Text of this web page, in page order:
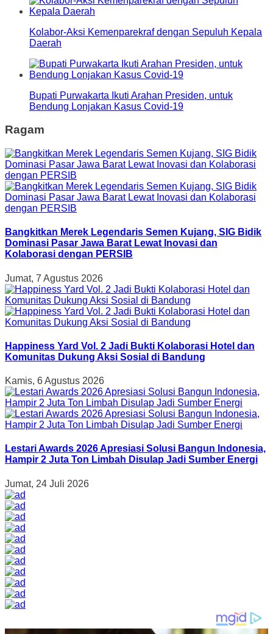
Kolabor-Aksi Kemenparekraf dengan Sepuluh Kepala
Daerah
Bupati Purwakarta Ikuti Arahan Presiden, untuk
Bendung Lonjakan Kasus Covid-19
Ragam
Bangkitkan Merek Legendaris Semen Kujang, SIG Bidik
Dominasi Pasar Jawa Barat Lewat Inovasi dan
Kolaborasi dengan PERSIB
Jumat, 7 Agustus 2026
Happiness Yard Vol. 2 Jadi Bukti Kolaborasi Hotel dan
Komunitas Dukung Aksi Sosial di Bandung
Kamis, 6 Agustus 2026
Lestari Awards 2026 Apresiasi Solusi Bangun Indonesia,
Hampir 2 Juta Ton Limbah Disulap Jadi Sumber Energi
Jumat, 24 Juli 2026